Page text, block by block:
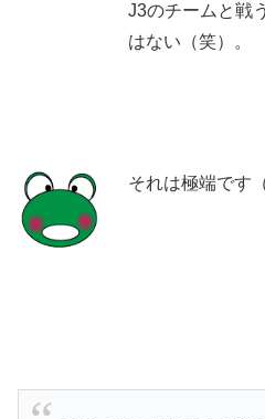
J3のチームと戦
はない（笑）。
それは極端です